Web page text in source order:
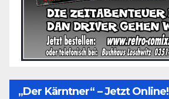
„Der Kärntner“ – Jetzt Online!